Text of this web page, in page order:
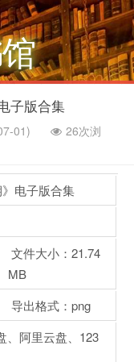
子版合集
01)
26次浏
电子版合集
文件大小：21.74
MB
导出格式：png
、阿里云盘、123